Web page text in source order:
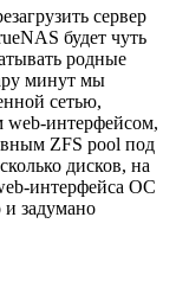
сервер
будет чуть
родные
минут мы
сетью,
интерфейсом,
ZFS pool под
дисков, на
интерфейса ОС
и задумано